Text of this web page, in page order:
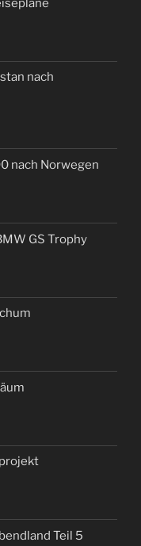
nach
nach Norwegen
GS Trophy
Teil 5